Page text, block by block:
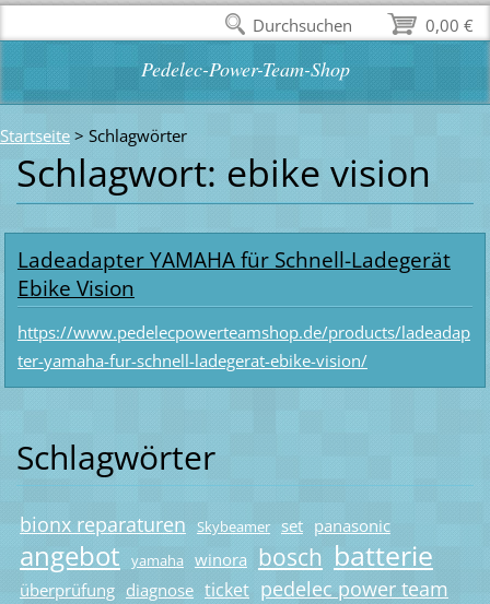
Pedelec-Power-Team-Shop
Startseite > Schlagwörter
Schlagwort: ebike vision
Ladeadapter YAMAHA für Schnell-Ladegerät
Ebike Vision
https://www.pedelecpowerteamshop.de/products/ladeadap
ter-yamaha-fur-schnell-ladegerat-ebike-vision/
Schlagwörter
bionx reparaturen Skybeamer set panasonic
angebot yamaha winora bosch batterie
überprüfung diagnose ticket pedelec power team
0,00 €
Durchsuchen